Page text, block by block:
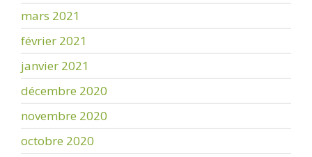
mars 2021
février 2021
janvier 2021
décembre 2020
novembre 2020
octobre 2020